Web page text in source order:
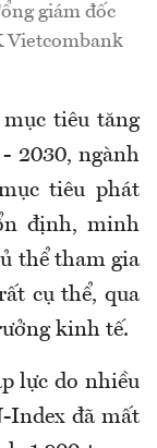
giám đốc
Vietcombank
tiêu tăng
2030, ngành
tiêu phát
định, minh
thể tham gia
cụ thể, qua
kinh tế.
lực do nhiều
Index đã mất